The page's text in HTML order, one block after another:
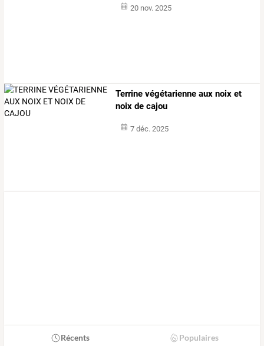
20 nov. 2025
Terrine végétarienne aux noix et
noix de cajou
7 déc. 2025
Récents Populaires